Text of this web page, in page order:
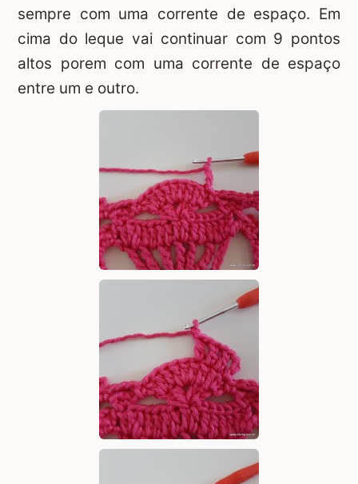
sempre com uma corrente de espaço. Em
cima do leque vai continuar com 9 pontos
altos porem com uma corrente de espaço
entre um e outro.